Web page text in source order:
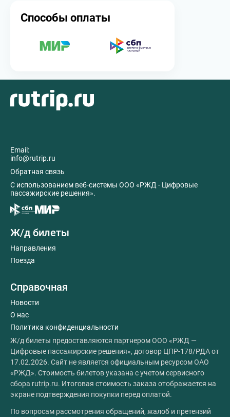
Способы оплаты
Email:
info@rutrip.ru
Обратная связь
C использованием веб-системы ООО «РЖД - Цифровые
пассажирские решения».
Ж/д билеты
Направления
Поезда
Справочная
Новости
О нас
Политика конфиденциальности
Ж/д билеты предоставляются партнером ООО «РЖД —
Цифровые пассажирские решения», договор ЦПР-178/РДА от
17.02.2026. Сайт не является официальным ресурсом ОАО
«РЖД». Стоимость билетов указана с учетом сервисного
сбора rutrip.ru. Итоговая стоимость заказа отображается на
экране подтверждения покупки перед оплатой.
По вопросам рассмотрения обращений, жалоб и претензий